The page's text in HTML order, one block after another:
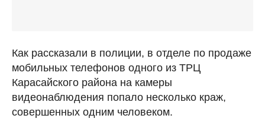
Как рассказали в полиции, в отделе по продаже
мобильных телефонов одного из ТРЦ
Карасайского района на камеры
видеонаблюдения попало несколько краж,
совершенных одним человеком.